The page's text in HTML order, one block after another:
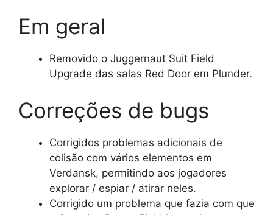
Em geral
Removido o Juggernaut Suit Field
Upgrade das salas Red Door em Plunder.
Correções de bugs
Corrigidos problemas adicionais de
colisão com vários elementos em
Verdansk, permitindo aos jogadores
explorar / espiar / atirar neles.
Corrigido um problema que fazia com que